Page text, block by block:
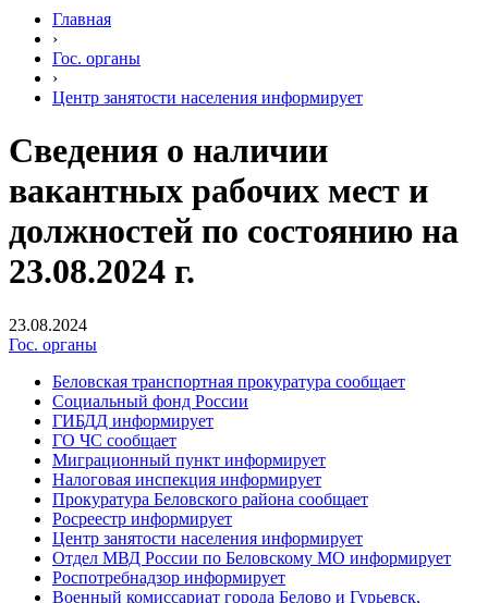
Главная
›
Гос. органы
›
Центр занятости населения информирует
Сведения о наличии
вакантных рабочих мест и
должностей по состоянию на
23.08.2024 г.
23.08.2024
Гос. органы
Беловская транспортная прокуратура сообщает
Социальный фонд России
ГИБДД информирует
ГО ЧС сообщает
Миграционный пункт информирует
Налоговая инспекция информирует
Прокуратура Беловского района сообщает
Росреестр информирует
Центр занятости населения информирует
Отдел МВД России по Беловскому МО информирует
Роспотребнадзор информирует
Военный комиссариат города Белово и Гурьевск,